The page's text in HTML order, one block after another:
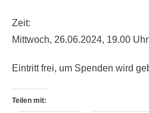
Zeit:
Mittwoch, 26.06.2024, 19.00 Uhr
Eintritt frei, um Spenden wird
Teilen mit: